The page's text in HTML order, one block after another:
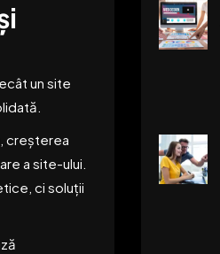
un site
creșterea
a site-ului.
ci soluții